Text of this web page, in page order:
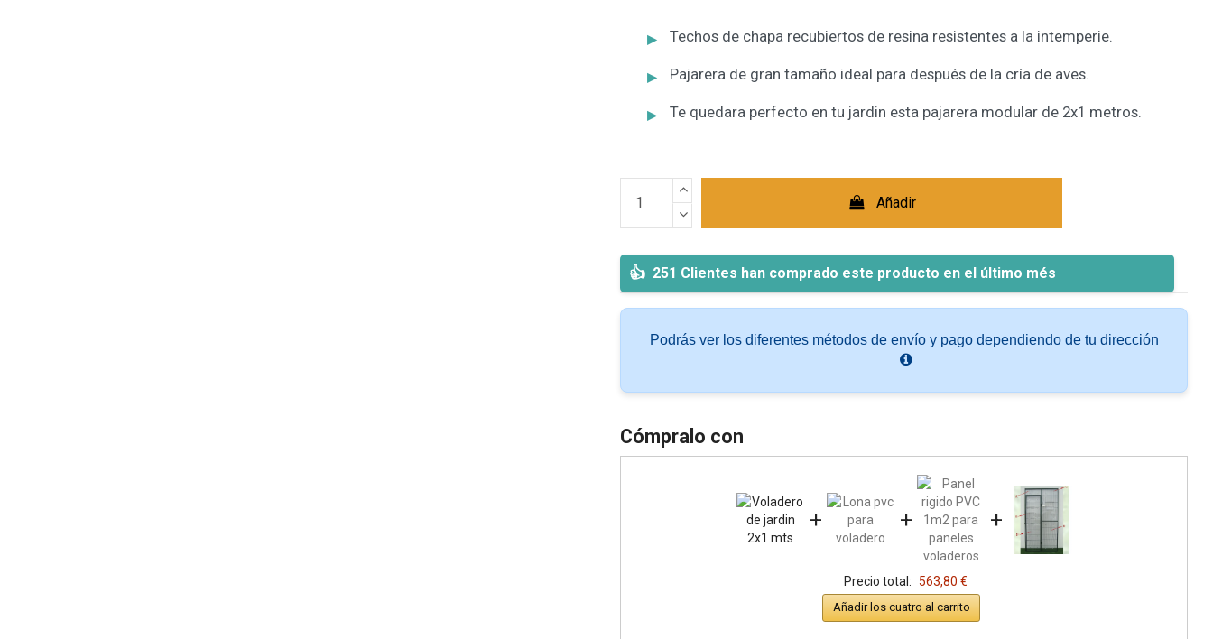
Techos de chapa recubiertos de resina resistentes a la intemperie.
Pajarera de gran tamaño ideal para después de la cría de aves.
Te quedara perfecto en tu jardin esta pajarera modular de 2x1 metros.
Añadir
251 Clientes han comprado este producto en el último més
Podrás ver los diferentes métodos de envío y pago dependiendo de tu dirección
Cómpralo con
+ + +
Precio total: 563,80 €
Añadir los cuatro al carrito